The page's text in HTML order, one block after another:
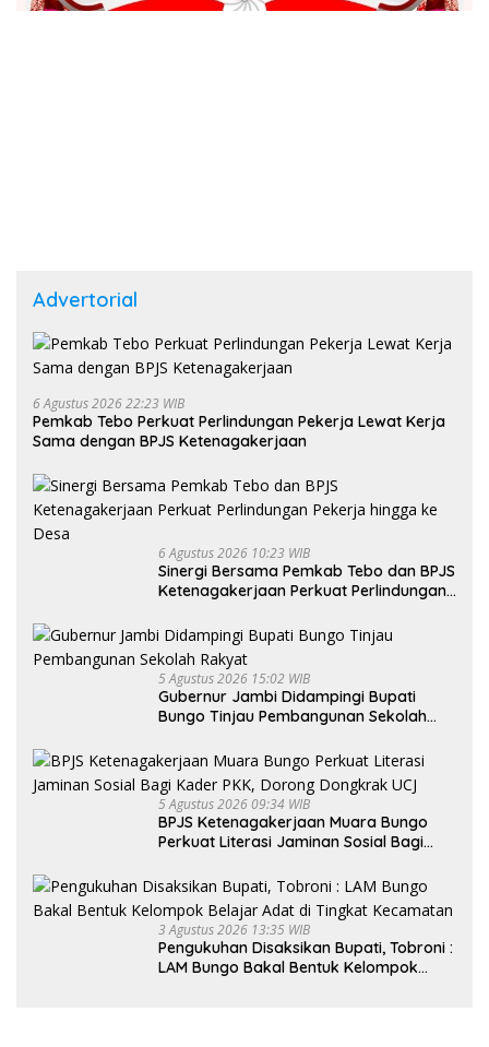
Advertorial
6 Agustus 2026 22:23 WIB
Pemkab Tebo Perkuat Perlindungan Pekerja Lewat Kerja
Sama dengan BPJS Ketenagakerjaan
6 Agustus 2026 10:23 WIB
Sinergi Bersama Pemkab Tebo dan BPJS
Ketenagakerjaan Perkuat Perlindungan
5 Agustus 2026 15:02 WIB
Gubernur Jambi Didampingi Bupati
Bungo Tinjau Pembangunan Sekolah
5 Agustus 2026 09:34 WIB
BPJS Ketenagakerjaan Muara Bungo
Perkuat Literasi Jaminan Sosial Bagi
3 Agustus 2026 13:35 WIB
Pengukuhan Disaksikan Bupati, Tobroni :
LAM Bungo Bakal Bentuk Kelompok